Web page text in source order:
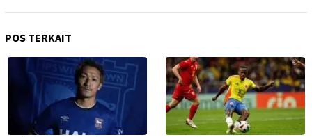
POS TERKAIT